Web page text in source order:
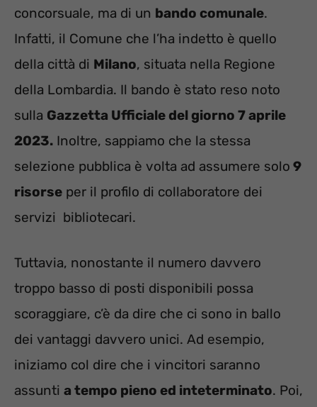
concorsuale, ma di un bando comunale.
Infatti, il Comune che l’ha indetto è quello
della città di Milano, situata nella Regione
della Lombardia. Il bando è stato reso noto
sulla Gazzetta Ufficiale del giorno 7 aprile
2023. Inoltre, sappiamo che la stessa
selezione pubblica è volta ad assumere solo 9
risorse per il profilo di collaboratore dei
servizi bibliotecari.
Tuttavia, nonostante il numero davvero
troppo basso di posti disponibili possa
scoraggiare, c’è da dire che ci sono in ballo
dei vantaggi davvero unici. Ad esempio,
iniziamo col dire che i vincitori saranno
assunti a tempo pieno ed inteterminato. Poi,